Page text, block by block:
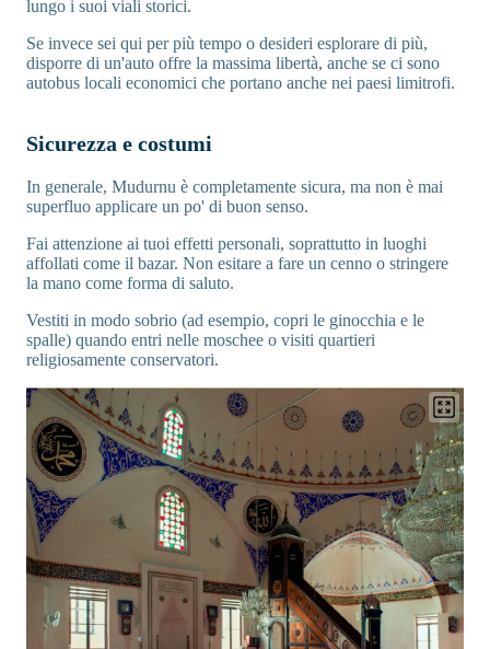
lungo i suoi viali storici.
Se invece sei qui per più tempo o desideri esplorare di più,
disporre di un'auto offre la massima libertà, anche se ci sono
autobus locali economici che portano anche nei paesi limitrofi.
Sicurezza e costumi
In generale, Mudurnu è completamente sicura, ma non è mai
superfluo applicare un po' di buon senso.
Fai attenzione ai tuoi effetti personali, soprattutto in luoghi
affollati come il bazar. Non esitare a fare un cenno o stringere
la mano come forma di saluto.
Vestiti in modo sobrio (ad esempio, copri le ginocchia e le
spalle) quando entri nelle moschee o visiti quartieri
religiosamente conservatori.